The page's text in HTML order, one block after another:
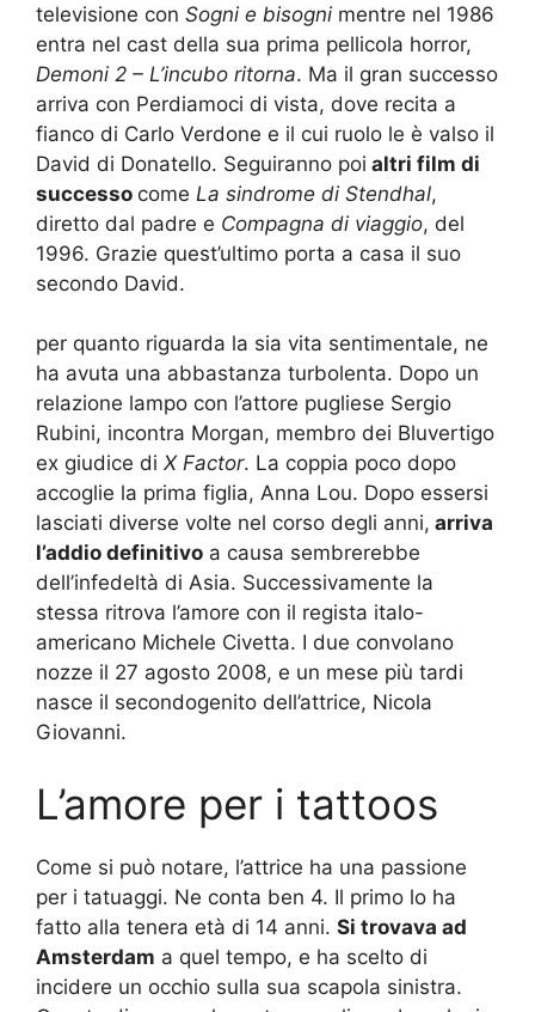
televisione con Sogni e bisogni mentre nel 1986
entra nel cast della sua prima pellicola horror,
Demoni 2 – L’incubo ritorna. Ma il gran successo
arriva con Perdiamoci di vista, dove recita a
fianco di Carlo Verdone e il cui ruolo le è valso il
David di Donatello. Seguiranno poi altri film di
successo come La sindrome di Stendhal,
diretto dal padre e Compagna di viaggio, del
1996. Grazie quest’ultimo porta a casa il suo
secondo David.
per quanto riguarda la sia vita sentimentale, ne
ha avuta una abbastanza turbolenta. Dopo un
relazione lampo con l’attore pugliese Sergio
Rubini, incontra Morgan, membro dei Bluvertigo
ex giudice di X Factor. La coppia poco dopo
accoglie la prima figlia, Anna Lou. Dopo essersi
lasciati diverse volte nel corso degli anni, arriva
l’addio definitivo a causa sembrerebbe
dell’infedeltà di Asia. Successivamente la
stessa ritrova l’amore con il regista italo-
americano Michele Civetta. I due convolano
nozze il 27 agosto 2008, e un mese più tardi
nasce il secondogenito dell’attrice, Nicola
Giovanni.
L’amore per i tattoos
Come si può notare, l’attrice ha una passione
per i tatuaggi. Ne conta ben 4. Il primo lo ha
fatto alla tenera età di 14 anni. Si trovava ad
Amsterdam a quel tempo, e ha scelto di
incidere un occhio sulla sua scapola sinistra.